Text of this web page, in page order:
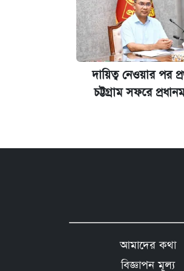
দায়িত্ব নেওয়ার পর
চট্টগ্রাম সফরে
আমাদের কথা
বিজ্ঞাপন মূল্য